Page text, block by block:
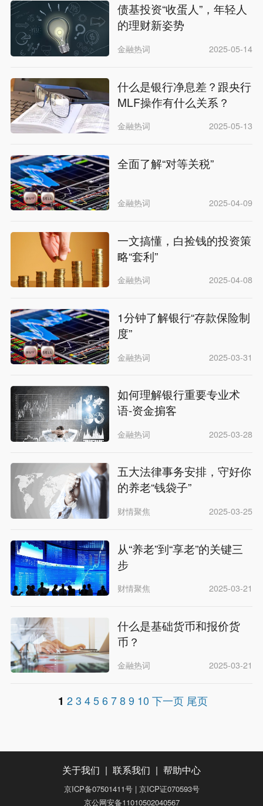
债基投资“收蛋人”，年轻人
的理财新姿势
金融热词 2025-05-14
什么是银行净息差？跟央行
MLF操作有什么关系？
金融热词 2025-05-13
全面了解“对等关税”
金融热词 2025-04-09
一文搞懂，白捡钱的投资策
略“套利”
金融热词 2025-04-08
1分钟了解银行“存款保险制
度”
金融热词 2025-03-31
如何理解银行重要专业术
语-资金掮客
金融热词 2025-03-28
五大法律事务安排，守好你
的养老“钱袋子”
财情聚焦 2025-03-25
从“养老”到“享老”的关键三
步
财情聚焦 2025-03-21
什么是基础货币和报价货
币？
金融热词 2025-03-21
1 2 3 456789 10 下一页 尾页
关于我们 | 联系我们 | 帮助中心
京ICP备07501411号 | 京ICP证070593号
京公网安备11010502040567